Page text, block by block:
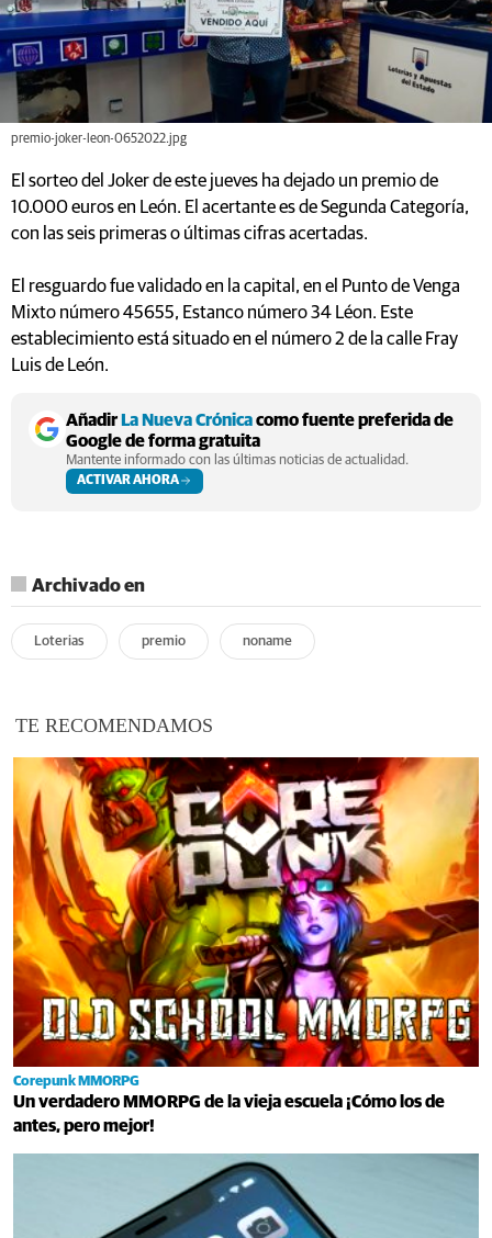
premio-joker-leon-0652022.jpg
El sorteo del Joker de este jueves ha dejado un premio de
10.000 euros en León. El acertante es de Segunda Categoría,
con las seis primeras o últimas cifras acertadas.
El resguardo fue validado en la capital, en el Punto de Venga
Mixto número 45655, Estanco número 34 Léon. Este
establecimiento está situado en el número 2 de la calle Fray
Luis de León.
AñadirLa Nueva Crónicacomo fuente preferida de
Google de forma gratuita
Mantente informado con las últimas noticias de actualidad.
ACTIVAR AHORA
Archivado en
Loterias premio noname
TE RECOMENDAMOS
Corepunk MMORPG
Un verdadero MMORPG de la vieja escuela ¡Cómo los de
antes, pero mejor!